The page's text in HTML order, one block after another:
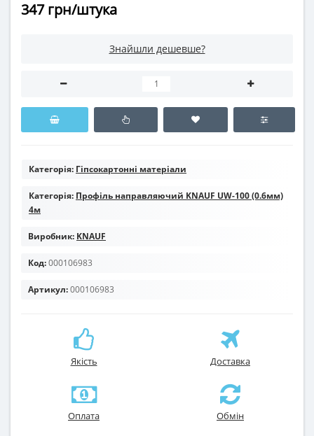
347 грн/штука
Знайшли дешевше?
Категорія: Гіпсокартонні матеріали
Категорія: Профіль направляючий KNAUF UW-100 (0.6мм)
4м
Виробник: KNAUF
Код:000106983
Артикул:000106983
Якість Доставка
Оплата Обмін